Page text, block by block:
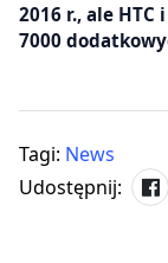
2016 r., ale
7000
Tagi: News
Udostępnij: